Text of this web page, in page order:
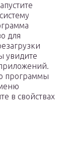
для
увидите
программы
в свойствах